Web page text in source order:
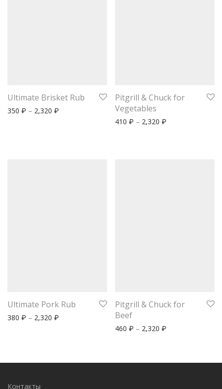
Ultimate Brisket Rub
350 ₽ – 2,320 ₽
Pitgrill & Chuck for
Vegetables
410 ₽ – 2,320 ₽
Ultimate Pork Rub
380 ₽ – 2,320 ₽
Pitgrill & Chuck for
Beef
460 ₽ – 2,320 ₽
Контакты